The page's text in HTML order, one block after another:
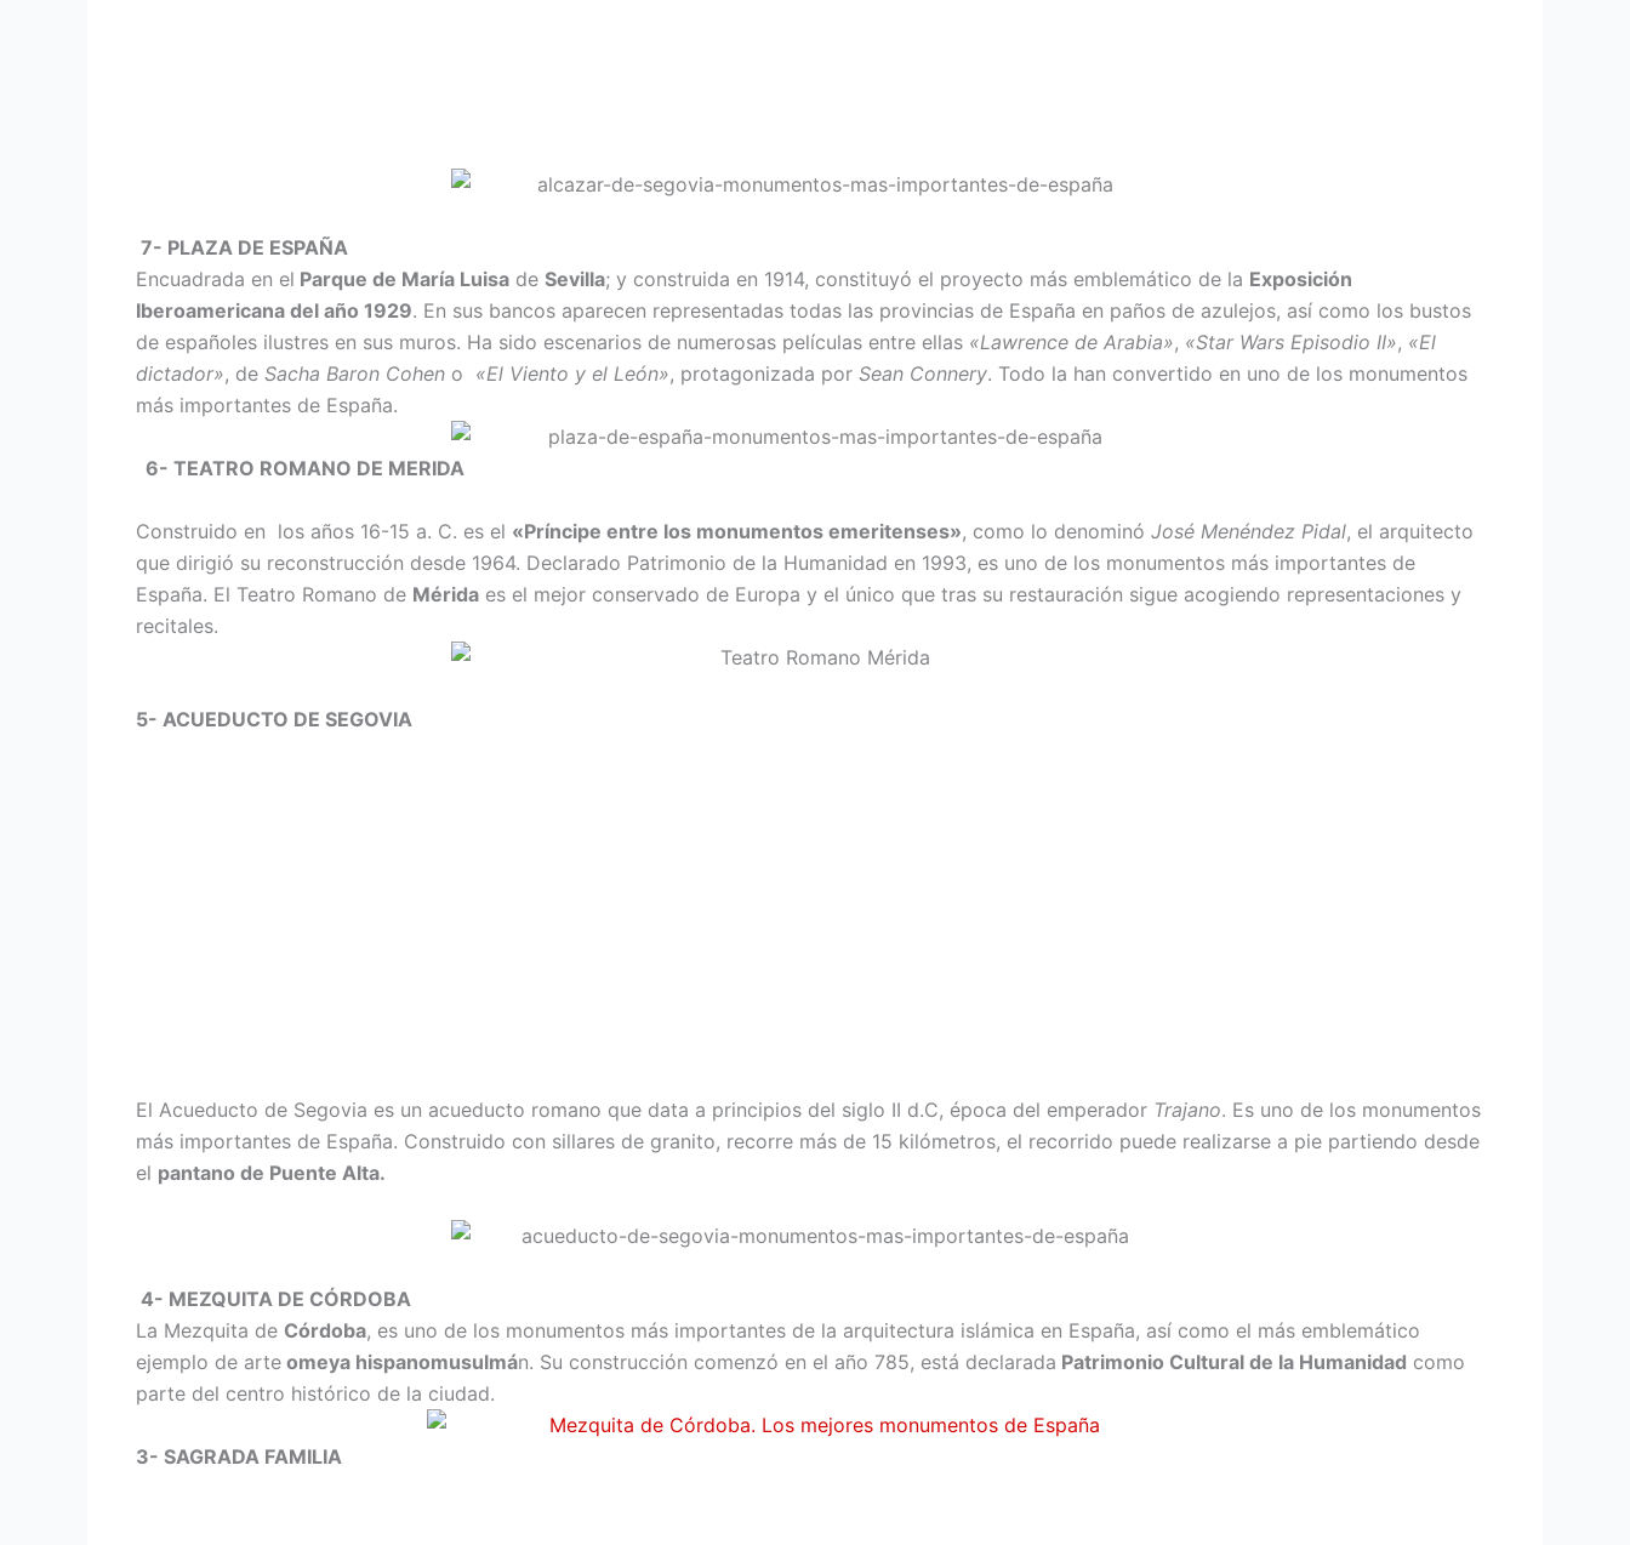
7- PLAZA DE ESPAÑA
Encuadrada en el Parque de María Luisa de Sevilla; y construida en 1914, constituyó el proyecto más emblemático de la Exposición
Iberoamericana del año 1929. En sus bancos aparecen representadas todas las provincias de España en paños de azulejos, así como los bustos
de españoles ilustres en sus muros. Ha sido escenarios de numerosas películas entre ellas «Lawrence de Arabia», «Star Wars Episodio II», «El
dictador», de Sacha Baron Cohen o «El Viento y el León», protagonizada por Sean Connery. Todo la han convertido en uno de los monumentos
más importantes de España.
6- TEATRO ROMANO DE MERIDA
Construido en los años 16-15 a. C. es el «Príncipe entre los monumentos emeritenses», como lo denominó José Menéndez Pidal, el arquitecto
que dirigió su reconstrucción desde 1964. Declarado Patrimonio de la Humanidad en 1993, es uno de los monumentos más importantes de
España. El Teatro Romano de Mérida es el mejor conservado de Europa y el único que tras su restauración sigue acogiendo representaciones y
recitales.
5- ACUEDUCTO DE SEGOVIA
El Acueducto de Segovia es un acueducto romano que data a principios del siglo II d.C, época del emperador Trajano. Es uno de los monumentos
más importantes de España. Construido con sillares de granito, recorre más de 15 kilómetros, el recorrido puede realizarse a pie partiendo desde
el pantano de Puente Alta.
4- MEZQUITA DE CÓRDOBA
La Mezquita de Córdoba, es uno de los monumentos más importantes de la arquitectura islámica en España, así como el más emblemático
ejemplo de arte omeya hispanomusulmán. Su construcción comenzó en el año 785, está declarada Patrimonio Cultural de la Humanidad como
parte del centro histórico de la ciudad.
3- SAGRADA FAMILIA